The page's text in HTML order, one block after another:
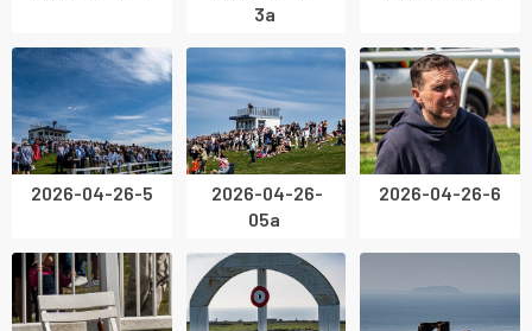
3a
2026-04-26-5
2026-04-26-
05a
2026-04-26-6